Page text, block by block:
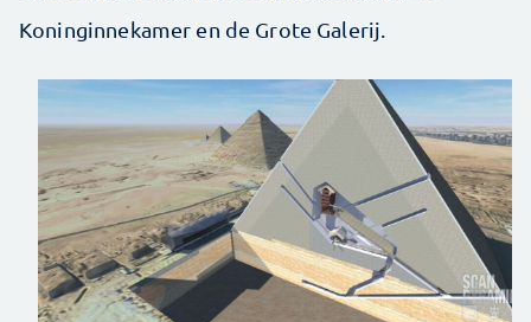
Koninginnekamer en de Grote Galerij.